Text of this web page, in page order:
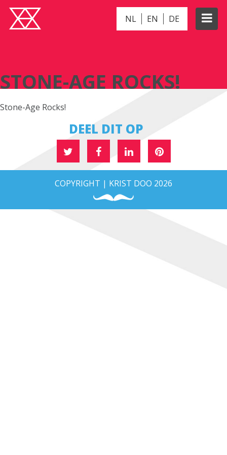
NL EN DE
STONE-AGE ROCKS!
Stone-Age Rocks!
DEEL DIT OP
COPYRIGHT | KRIST DOO 2026